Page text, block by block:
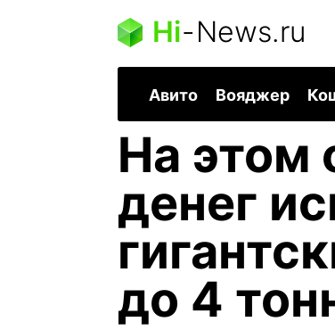
Hi-News.ru
Авито Вояджер
На этом
денег
до 4